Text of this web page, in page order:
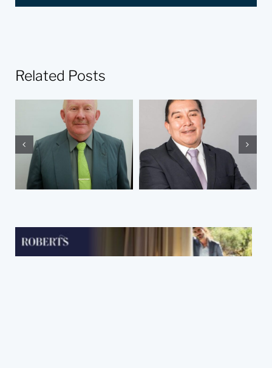
Related Posts
¿Por qué soy
abogado?
El abandono de
los presos una
experiencia
vivida